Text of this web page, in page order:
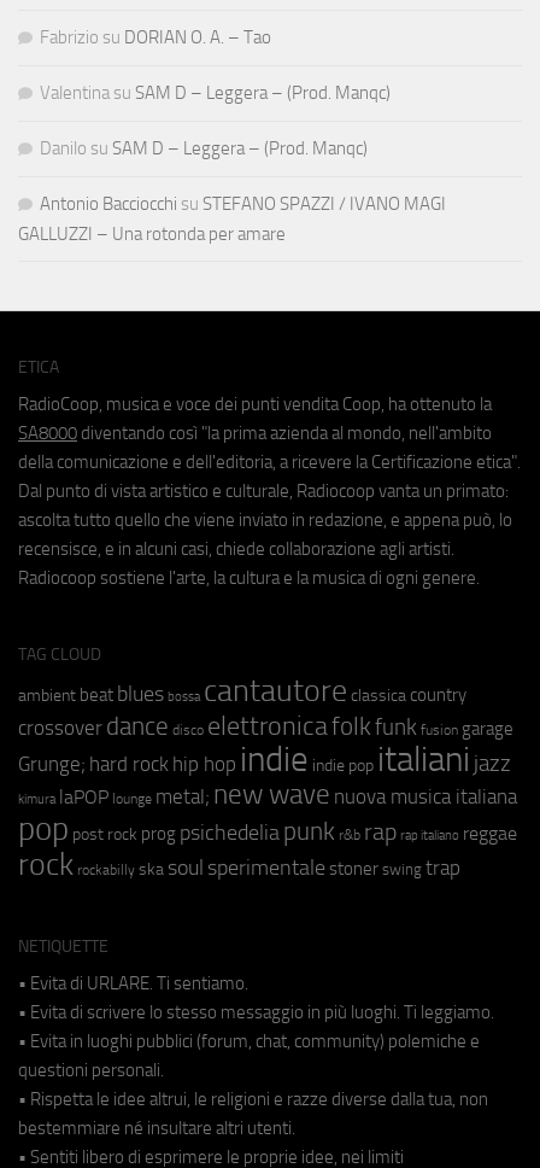
Fabrizio su DORIAN O. A. – Tao
Valentina su SAM D – Leggera – (Prod. Manqc)
Danilo su SAM D – Leggera – (Prod. Manqc)
Antonio Bacciocchi su STEFANO SPAZZI / IVANO MAGI
GALLUZZI – Una rotonda per amare
ETICA
RadioCoop, musica e voce dei punti vendita Coop, ha ottenuto la
SA8000 diventando così "la prima azienda al mondo, nell'ambito
della comunicazione e dell'editoria, a ricevere la Certificazione etica".
Dal punto di vista artistico e culturale, Radiocoop vanta un primato:
ascolta tutto quello che viene inviato in redazione, e appena può, lo
recensisce, e in alcuni casi, chiede collaborazione agli artisti.
Radiocoop sostiene l'arte, la cultura e la musica di ogni genere.
TAG CLOUD
ambient beat blues bossa cantautore classica country
crossover dance disco elettronicafolkfunk fusion garage
Grunge; hard rock hip hop indie indie pop italiani jazz
kimura laPOP lounge metal; new wave nuova musica italiana
pop post rock prog psichedeliapunk r&b rap rap italiano reggae
rock rockabilly ska soul sperimentale stoner swing trap
NETIQUETTE
• Evita di URLARE. Ti sentiamo.
• Evita di scrivere lo stesso messaggio in più luoghi. Ti leggiamo.
• Evita in luoghi pubblici (forum, chat, community) polemiche e
questioni personali.
• Rispetta le idee altrui, le religioni e razze diverse dalla tua, non
bestemmiare né insultare altri utenti.
• Sentiti libero di esprimere le proprie idee, nei limiti